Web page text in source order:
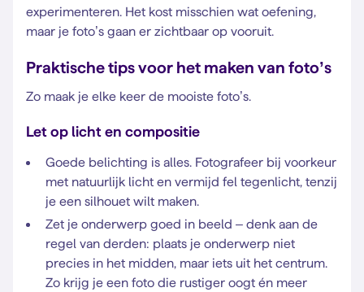
experimenteren. Het kost misschien wat oefening,
maar je foto’s gaan er zichtbaar op vooruit.
Praktische tips voor het maken van foto’s
Zo maak je elke keer de mooiste foto’s.
Let op licht en compositie
Goede belichting is alles. Fotografeer bij voorkeur
met natuurlijk licht en vermijd fel tegenlicht, tenzij
je een silhouet wilt maken.
Zet je onderwerp goed in beeld – denk aan de
regel van derden: plaats je onderwerp niet
precies in het midden, maar iets uit het centrum.
Zo krijg je een foto die rustiger oogt én meer